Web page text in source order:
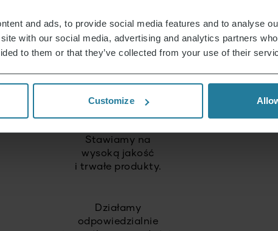
and ads, to provide social media features and to analyse
with our social media, advertising and analytics partners
to them or that they’ve collected from your use of their
Customize
Łączymy intuicyjną
technologię z niemieckimi
standardami jakości.
Stawiamy na
wysoką jakość
i trwałe produkty.
Działamy
odpowiedzialnie